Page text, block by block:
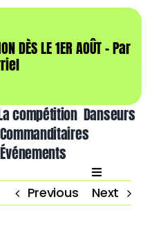
DÈS LE 1ER AOÛT – Par
compétition Danseurs
Commanditaires
Événements
Previous Next